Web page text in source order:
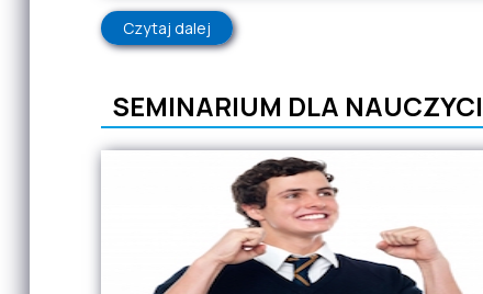
Czytaj dalej wpis W jaki sposób dostosować
SEMINARIUM DLA